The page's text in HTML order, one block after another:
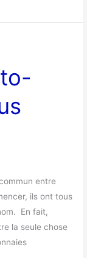
entre
ils ont tous
En fait,
la seule chose